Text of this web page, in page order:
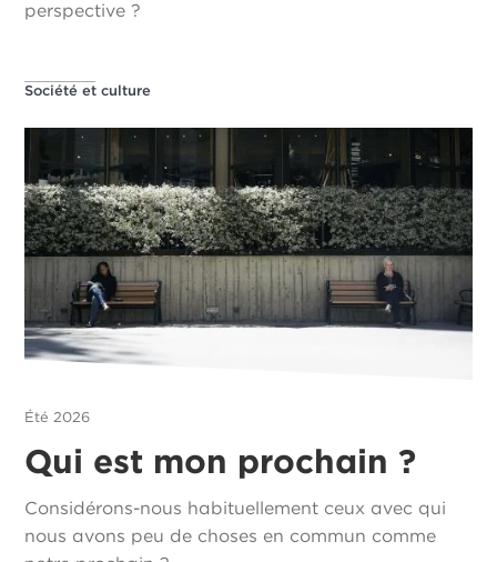
perspective ?
Société et culture
Été 2026
Qui est mon prochain ?
Considérons-nous habituellement ceux avec qui
nous avons peu de choses en commun comme